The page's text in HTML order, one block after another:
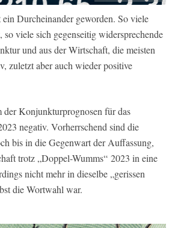
Durcheinander geworden. So viele
viele sich gegenseitig widersprechende
und aus der Wirtschaft, die meisten
zuletzt aber auch wieder positive
der Konjunkturprognosen für das
negativ. Vorherrschend sind die
bis in die Gegenwart der Auffassung,
trotz „Doppel-Wumms“ 2023 in eine
nicht mehr in dieselbe „gerissen
die Wortwahl war.